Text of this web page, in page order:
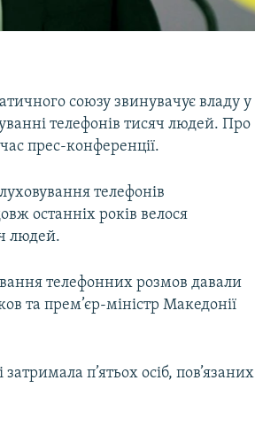
союзу звинувачує владу у
телефонів тисяч людей. Про
прес-конференції.
телефонів
останніх років велося
людей.
телефонних розмов давали
та прем’єр-міністр Македонії
п’ятьох осіб, пов’язаних